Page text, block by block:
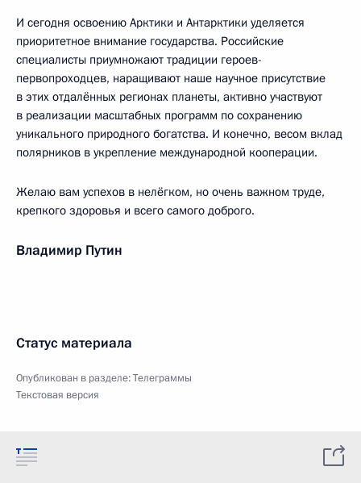
И сегодня освоению Арктики и Антарктики уделяется
приоритетное внимание государства. Российские
специалисты приумножают традиции героев-
первопроходцев, наращивают наше научное присутствие
в этих отдалённых регионах планеты, активно участвуют
в реализации масштабных программ по сохранению
уникального природного богатства. И конечно, весом вклад
полярников в укрепление международной кооперации.
Желаю вам успехов в нелёгком, но очень важном труде,
крепкого здоровья и всего самого доброго.
Владимир Путин
Статус материала
Опубликован в разделе:Телеграммы
Текстовая версия